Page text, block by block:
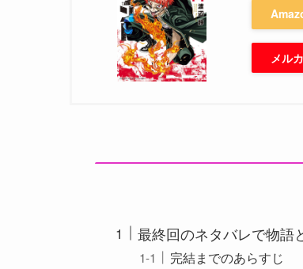
メル
最終回のネタバレで物語
完結までのあらすじ